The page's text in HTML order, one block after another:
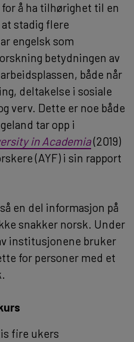
å ha tilhørighet til en
stadig flere
engelsk som
betydningen av
både når
deltakelse i sosiale
verv. Dette er noe både
tar opp i
in Academia(2019)
(AYF) i sin rapport
en del informasjon på
snakker norsk. Under
institusjonene bruker
for personer med et
fire ukers